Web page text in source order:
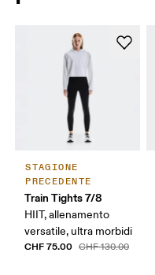
STAGIONE
PRECEDENTE
Train Tights 7/8
HIIT, allenamento
versatile, ultra morbidi
CHF 75.00 CHF 130.00